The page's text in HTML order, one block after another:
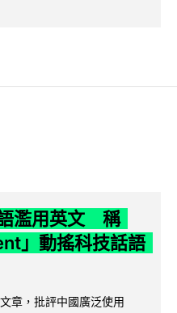
濫用英文 稱
」動搖科技話語
章，批評中國廣泛使用